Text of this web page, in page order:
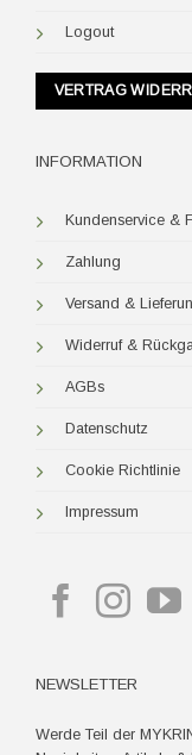
Logout
VERTRAG
INFORMATION
Kundenservice &
Zahlung
Versand &
Widerruf &
AGBs
Datenschutz
Cookie Richtlinie
Impressum
NEWSLETTER
Werde Teil der